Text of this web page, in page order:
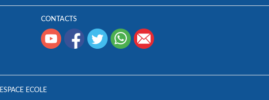
CONTACTS
ESPACE ECOLE